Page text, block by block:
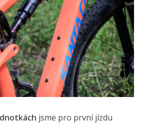
jsme pro první jízdu